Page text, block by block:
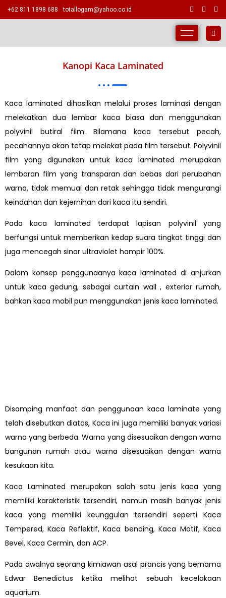
+62 811 1898 688 totallogam@yahoo.co.id
Kanopi Kaca Laminated
Kaca laminated dihasilkan melalui proses laminasi dengan
melekatkan dua lembar kaca biasa dan menggunakan
polyvinil butiral film. Bilamana kaca tersebut pecah,
pecahannya akan tetap melekat pada film tersebut. Polyvinil
film yang digunakan untuk kaca laminated merupakan
lembaran film yang transparan dan bebas dari perubahan
warna, tidak memuai dan retak sehingga tidak mengurangi
keindahan dan kejernihan dari kaca itu sendiri.
Pada kaca laminated terdapat lapisan polyvinil yang
berfungsi untuk memberikan kedap suara tingkat tinggi dan
juga mencegah sinar ultraviolet hampir 100%.
Dalam konsep penggunaanya kaca laminated di anjurkan
untuk kaca gedung, sebagai curtain wall , exterior rumah,
bahkan kaca mobil pun menggunakan jenis kaca laminated.
Disamping manfaat dan penggunaan kaca laminate yang
telah disebutkan diatas, Kaca ini juga memiliki banyak variasi
warna yang berbeda. Warna yang disesuaikan dengan warna
bangunan rumah atau warna disesuaikan dengan warna
kesukaan kita.
Kaca Laminated merupakan salah satu jenis kaca yang
memiliki karakteristik tersendiri, namun masih banyak jenis
kaca yang memiliki keunggulan tersendiri seperti Kaca
Tempered, Kaca Reflektif, Kaca bending, Kaca Motif, Kaca
Bevel, Kaca Cermin, dan ACP.
Pada awalnya seorang kimiawan asal prancis yang bernama
Edwar Benedictus ketika melihat sebuah kecelakaan
aquarium.